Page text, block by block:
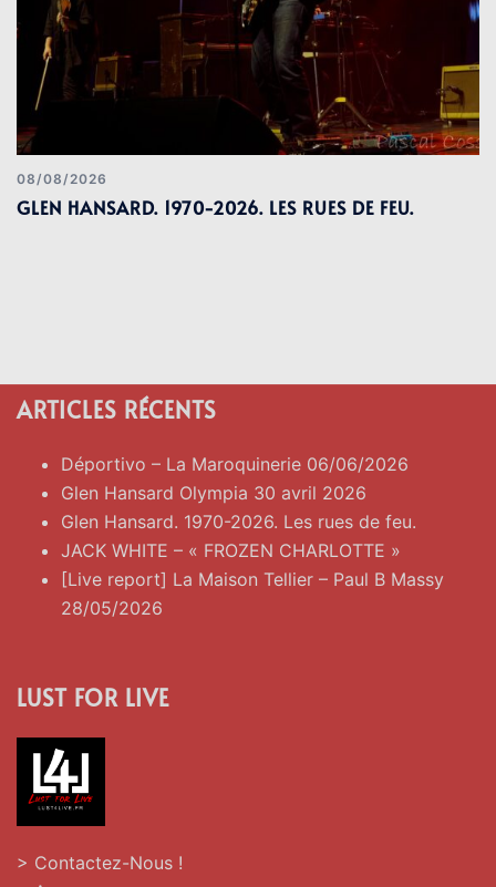
08/08/2026
GLEN HANSARD. 1970-2026. LES RUES DE FEU.
ARTICLES RÉCENTS
Déportivo – La Maroquinerie 06/06/2026
Glen Hansard Olympia 30 avril 2026
Glen Hansard. 1970-2026. Les rues de feu.
JACK WHITE – « FROZEN CHARLOTTE »
[Live report] La Maison Tellier – Paul B Massy
28/05/2026
LUST FOR LIVE
> Contactez-Nous !